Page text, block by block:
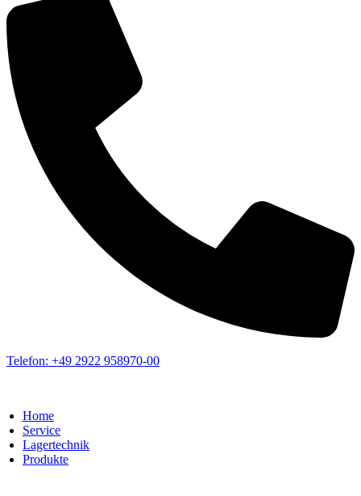
Telefon: +49 2922 958970-00
Home
Service
Lagertechnik
Produkte